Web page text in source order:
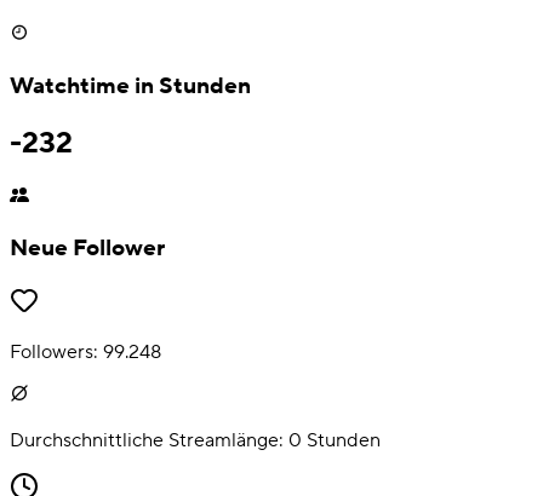
Watchtime in Stunden
-232
Neue Follower
Followers: 99.248
Durchschnittliche Streamlänge: 0 Stunden